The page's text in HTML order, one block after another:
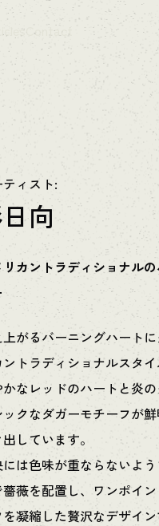
Contact
ィスト:
向
リカントラディショナル
がるバーニングハート
ントラディショナルスタ
かなレッドのハートと炎
ックなダガーモチーフが
しています。
には色味が重ならないよ
薔薇を配置し、ワンポイ
を凝縮した贅沢なデザイン